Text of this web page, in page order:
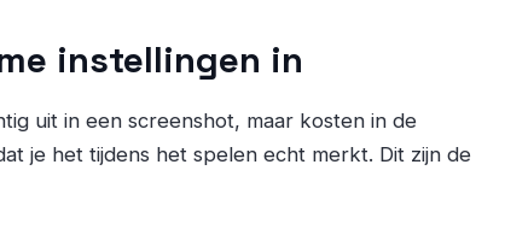
instellingen in
uit in een screenshot, maar kosten in de
je het tijdens het spelen echt merkt. Dit zijn de